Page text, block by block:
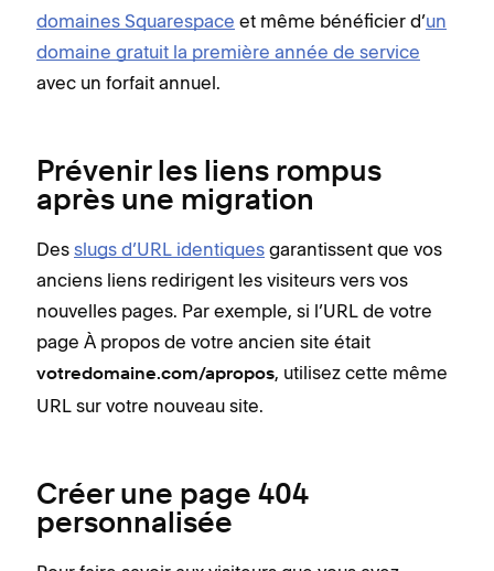
domaines Squarespace et même bénéficier d’un
domaine gratuit la première année de service
avec un forfait annuel.
Prévenir les liens rompus
après une migration
Des slugs d’URL identiques garantissent que vos
anciens liens redirigent les visiteurs vers vos
nouvelles pages. Par exemple, si l’URL de votre
page À propos de votre ancien site était
votredomaine.com/apropos, utilisez cette même
URL sur votre nouveau site.
Créer une page 404
personnalisée